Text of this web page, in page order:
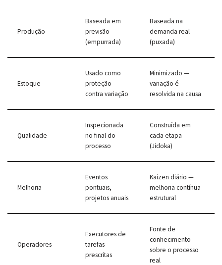
Produção
Baseada em
previsão
(empurrada)
Baseada na
demanda real
(puxada)
Estoque
Usado como
proteção
contra variação
Minimizado —
variação é
resolvida na causa
Qualidade
Inspecionada
no final do
processo
Construída em
cada etapa
(Jidoka)
Melhoria
Eventos
pontuais,
projetos anuais
Kaizen diário —
melhoria contínua
estrutural
Operadores
Executores de
tarefas
prescritas
Fonte de
conhecimento
sobre o processo
real